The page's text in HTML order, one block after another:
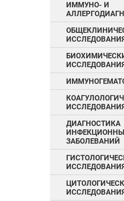
ИММУНО- И
ИССЛЕДОВАНИЯ
ИССЛЕДОВАНИЯ
ИССЛЕДОВАНИЯ
ДИАГНОСТИКА
ЗАБОЛЕВАНИЙ
ИССЛЕДОВАНИЯ
ИССЛЕДОВАНИЯ